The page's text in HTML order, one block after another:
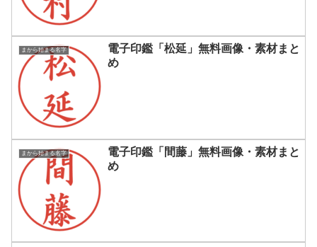
まから始まる名字
電子印鑑「松延」無料画像・素材まと
め
まから始まる名字
電子印鑑「間藤」無料画像・素材まと
め